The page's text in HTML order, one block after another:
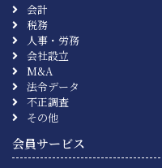
会計
税務
人事・労務
会社設立
M&A
法令データ
不正調査
その他
会員サービス